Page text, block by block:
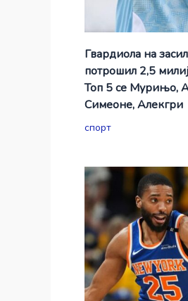
Гвардиола на
потрошил 2,5
Топ 5 се Мурињо,
Симеоне, Алекгри
спорт